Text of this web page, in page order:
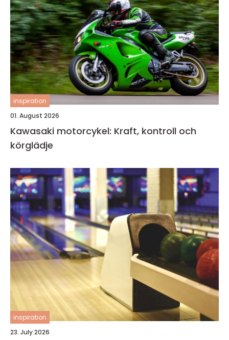
inspiration
01. August 2026
Kawasaki motorcykel: Kraft, kontroll och
körglädje
inspiration
23. July 2026